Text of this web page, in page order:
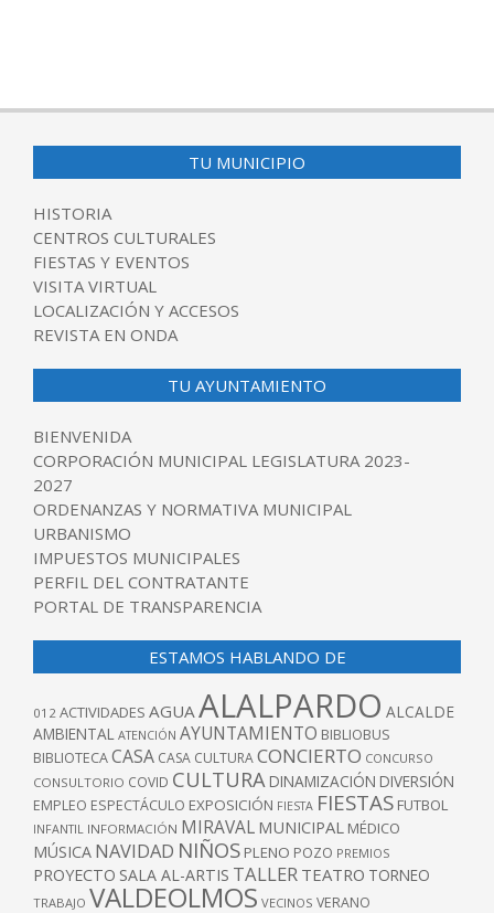
TU MUNICIPIO
HISTORIA
CENTROS CULTURALES
FIESTAS Y EVENTOS
VISITA VIRTUAL
LOCALIZACIÓN Y ACCESOS
REVISTA EN ONDA
TU AYUNTAMIENTO
BIENVENIDA
CORPORACIÓN MUNICIPAL LEGISLATURA 2023-
2027
ORDENANZAS Y NORMATIVA MUNICIPAL
URBANISMO
IMPUESTOS MUNICIPALES
PERFIL DEL CONTRATANTE
PORTAL DE TRANSPARENCIA
ESTAMOS HABLANDO DE
012 ACTIVIDADES AGUAALALPARDO ALCALDE
AMBIENTAL ATENCIÓN AYUNTAMIENTO BIBLIOBUS
BIBLIOTECACASA CASA CULTURACONCIERTO CONCURSO
CONSULTORIO COVID CULTURA DINAMIZACIÓN DIVERSIÓN
EMPLEO ESPECTÁCULO EXPOSICIÓN FIESTA FIESTAS FUTBOL
INFANTIL INFORMACIÓN MIRAVAL MUNICIPAL MÉDICO
MÚSICA NAVIDAD NIÑOS PLENO POZO PREMIOS
PROYECTO SALA AL-ARTIS TALLER TEATRO TORNEO
TRABAJO VALDEOLMOS VECINOS VERANO